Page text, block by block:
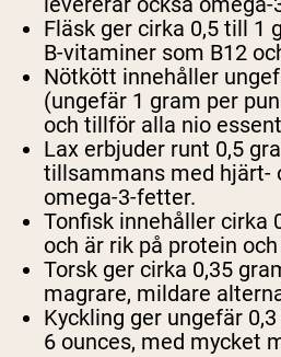
Fläsk ger cirka 0,5 till 1
B-vitaminer som B12
Nötkött innehåller
(ungefär 1 gram per
och tillför alla nio
Lax erbjuder runt 0,5
tillsammans med hjärt-
omega-3-fetter.
Tonfisk innehåller cirka
och är rik på protein
Torsk ger cirka 0,35
magrare, mildare
Kyckling ger ungefär
6 ounces, med mycket